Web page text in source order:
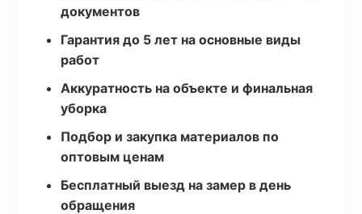
документов
Гарантия до 5 лет на основные виды
работ
Аккуратность на объекте и финальная
уборка
Подбор и закупка материалов по
оптовым ценам
Бесплатный выезд на замер в день
обращения